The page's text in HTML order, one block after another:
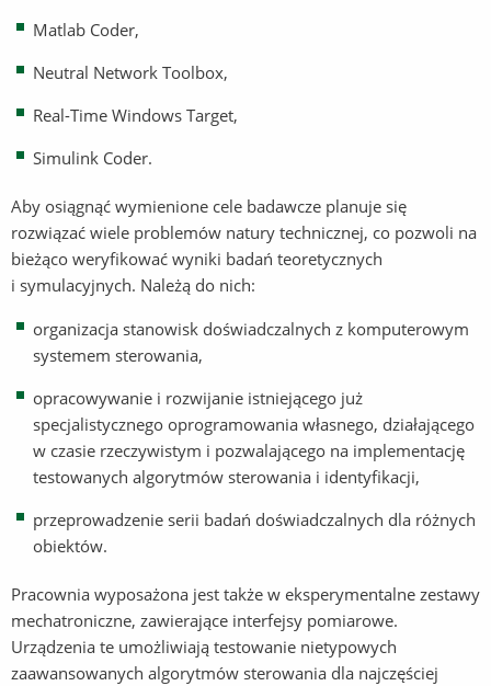
Matlab Coder,
Neutral Network Toolbox,
Real-Time Windows Target,
Simulink Coder.
Aby osiągnąć wymienione cele badawcze planuje się
rozwiązać wiele problemów natury technicznej, co pozwoli na
bieżąco weryfikować wyniki badań teoretycznych
i symulacyjnych. Należą do nich:
organizacja stanowisk doświadczalnych z komputerowym
systemem sterowania,
opracowywanie i rozwijanie istniejącego już
specjalistycznego oprogramowania własnego, działającego
w czasie rzeczywistym i pozwalającego na implementację
testowanych algorytmów sterowania i identyfikacji,
przeprowadzenie serii badań doświadczalnych dla różnych
obiektów.
Pracownia wyposażona jest także w eksperymentalne zestawy
mechatroniczne, zawierające interfejsy pomiarowe.
Urządzenia te umożliwiają testowanie nietypowych
zaawansowanych algorytmów sterowania dla najczęściej